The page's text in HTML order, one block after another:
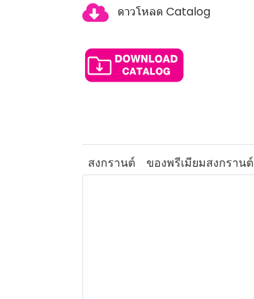
ดาวโหลด Catalog
สงกรานต์ ของพรีเมียมสงกรานต์